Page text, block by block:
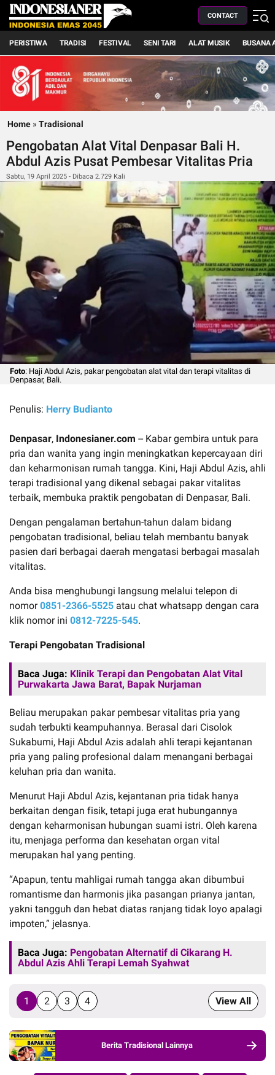
CONTACT
PERISTIWA TRADISI FESTIVAL SENI TARI ALAT MUSIK BUSANA
Home » Tradisional
Pengobatan Alat Vital Denpasar Bali H.
Abdul Azis Pusat Pembesar Vitalitas Pria
Sabtu, 19 April 2025 - Dibaca 2.729 Kali
Foto: Haji Abdul Azis, pakar pengobatan alat vital dan terapi vitalitas di
Denpasar, Bali.
Penulis: Herry Budianto
Denpasar, Indonesianer.com -- Kabar gembira untuk para
pria dan wanita yang ingin meningkatkan kepercayaan diri
dan keharmonisan rumah tangga. Kini, Haji Abdul Azis, ahli
terapi tradisional yang dikenal sebagai pakar vitalitas
terbaik, membuka praktik pengobatan di Denpasar, Bali.
Dengan pengalaman bertahun-tahun dalam bidang
pengobatan tradisional, beliau telah membantu banyak
pasien dari berbagai daerah mengatasi berbagai masalah
vitalitas.
Anda bisa menghubungi langsung melalui telepon di
nomor0851-2366-5525 atau chat whatsapp dengan cara
klik nomor ini 0812-7225-545.
Terapi Pengobatan Tradisional
Baca Juga: Klinik Terapi dan Pengobatan Alat Vital
Purwakarta Jawa Barat, Bapak Nurjaman
Beliau merupakan pakar pembesar vitalitas pria yang
sudah terbukti keampuhannya. Berasal dari Cisolok
Sukabumi, Haji Abdul Azis adalah ahli terapi kejantanan
pria yang paling profesional dalam menangani berbagai
keluhan pria dan wanita.
Menurut Haji Abdul Azis, kejantanan pria tidak hanya
berkaitan dengan fisik, tetapi juga erat hubungannya
dengan keharmonisan hubungan suami istri. Oleh karena
itu, menjaga performa dan kesehatan organ vital
merupakan hal yang penting.
“Apapun, tentu mahligai rumah tangga akan dibumbui
romantisme dan harmonis jika pasangan prianya jantan,
yakni tangguh dan hebat diatas ranjang tidak loyo apalagi
impoten,” jelasnya.
Baca Juga: Pengobatan Alternatif di Cikarang H.
Abdul Azis Ahli Terapi Lemah Syahwat
1 2 3 4 View All
Berita Tradisional Lainnya